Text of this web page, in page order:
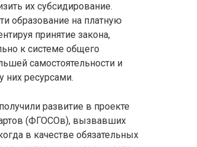
их субсидирование.
образование на платную
принятие закона,
к системе общего
самостоятельности и
них ресурсами.
развитие в проекте
(ФГОСОв), вызвавших
в качестве обязательных